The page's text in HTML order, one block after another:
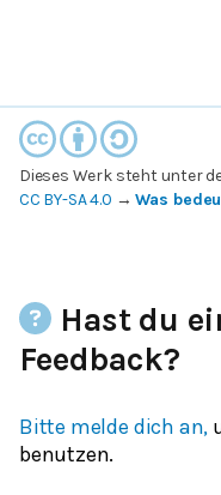
Dieses Werk steht unter
CC BY-SA 4.0 →Was
Hast du
Feedback?
Bitte melde dich an,
benutzen.